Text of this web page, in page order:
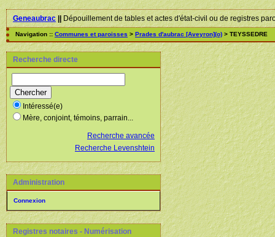
Geneaubrac||Dépouillement de tables et actes d'état-civil ou de registres
Navigation :: Communes et paroisses > Prades d'aubrac [Aveyron](o) > TEYSSEDRE
Recherche directe
Intéressé(e)
Mère, conjoint, témoins, parrain...
Recherche avancée
Recherche Levenshtein
Administration
Connexion
Registres notaires - Numérisation